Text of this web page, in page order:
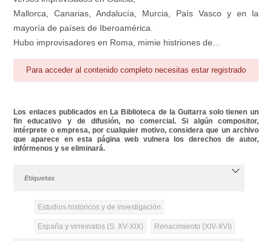
Mallorca, Canarias, Andalucía, Murcia, País Vasco y en la
mayoría de países de Iberoamérica.
Hubo improvisadores en Roma, mimie histriones de...
Para acceder al contenido completo necesitas estar registrado
Los enlaces publicados en La Biblioteca de la Guitarra solo tienen un
fin educativo y de difusión, no comercial. Si algún compositor,
intérprete o empresa, por cualquier motivo, considera que un archivo
que aparece en esta página web vulnera los derechos de autor,
infórmenos y se eliminará.
Etiquetas
Estudios históricos y de investigación
España y virreinatos (S. XV-XIX) Renacimiento (XIV-XVI)